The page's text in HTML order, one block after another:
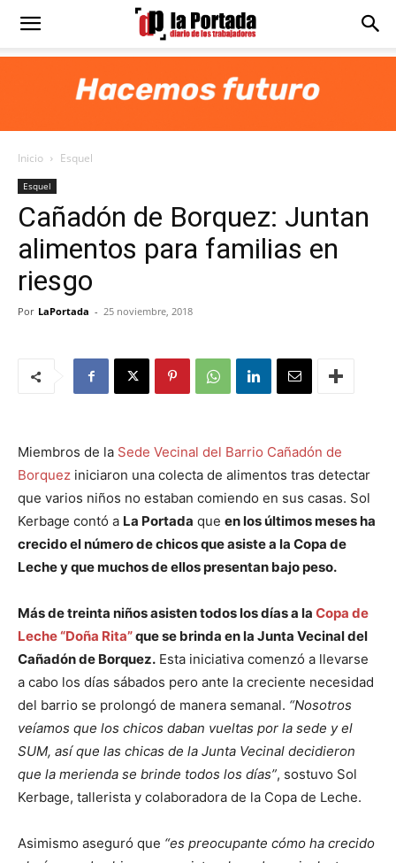
Diario
Portada
Inicio Esquel
Esquel
Cañadón de Borquez: Juntan
alimentos para familias en
riesgo
Por LaPortada - 25 noviembre, 2018
Miembros de la Sede Vecinal del Barrio Cañadón de
Borquez iniciaron una colecta de alimentos tras detectar
que varios niños no estaban comiendo en sus casas. Sol
Kerbage contó a La Portada que en los últimos meses ha
crecido el número de chicos que asiste a la Copa de
Leche y que muchos de ellos presentan bajo peso.
Más de treinta niños asisten todos los días a la Copa de
Leche “Doña Rita”que se brinda en la Junta Vecinal del
Cañadón de Borquez. Esta iniciativa comenzó a llevarse
a cabo los días sábados pero ante la creciente necesidad
del barrio se prolongó de manera semanal. “Nosotros
veíamos que los chicos daban vueltas por la sede y el
SUM, así que las chicas de la Junta Vecinal decidieron
que la merienda se brinde todos los días”, sostuvo Sol
Kerbage, tallerista y colaboradora de la Copa de Leche.
Asimismo aseguró que “es preocupante cómo ha crecido